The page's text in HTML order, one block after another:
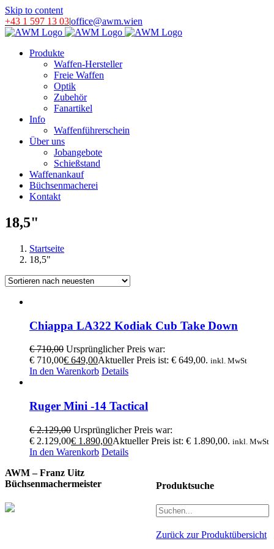
Skip to content
+43 1 597 13 03|office@awm.wien
Produkte
Waffen-Hersteller
Freie Waffen
Optik
Zubehör
Fanartikel
Info
Waffenführerschein
Über uns
Jobangebote
Schießstand
Waffenankauf
Büchsenmacherei
Kontakt
18,5"
Startseite
18,5"
Chiappa LA322 Kodiak Cub Take Down
€710,00 Ursprünglicher Preis war:
€ 710,00€ 649,00Aktueller Preis ist: € 649,00. inkl. MwSt
In den Warenkorb Details
Ruger Mini -14 Tactical
€2.129,00 Ursprünglicher Preis war:
€ 2.129,00€ 1.890,00Aktueller Preis ist: € 1.890,00. inkl. MwSt
In den Warenkorb Details
Produktsuche
Zurück zur Produktübersicht
AWM – Franz Uitz
Büchsenmachermeister